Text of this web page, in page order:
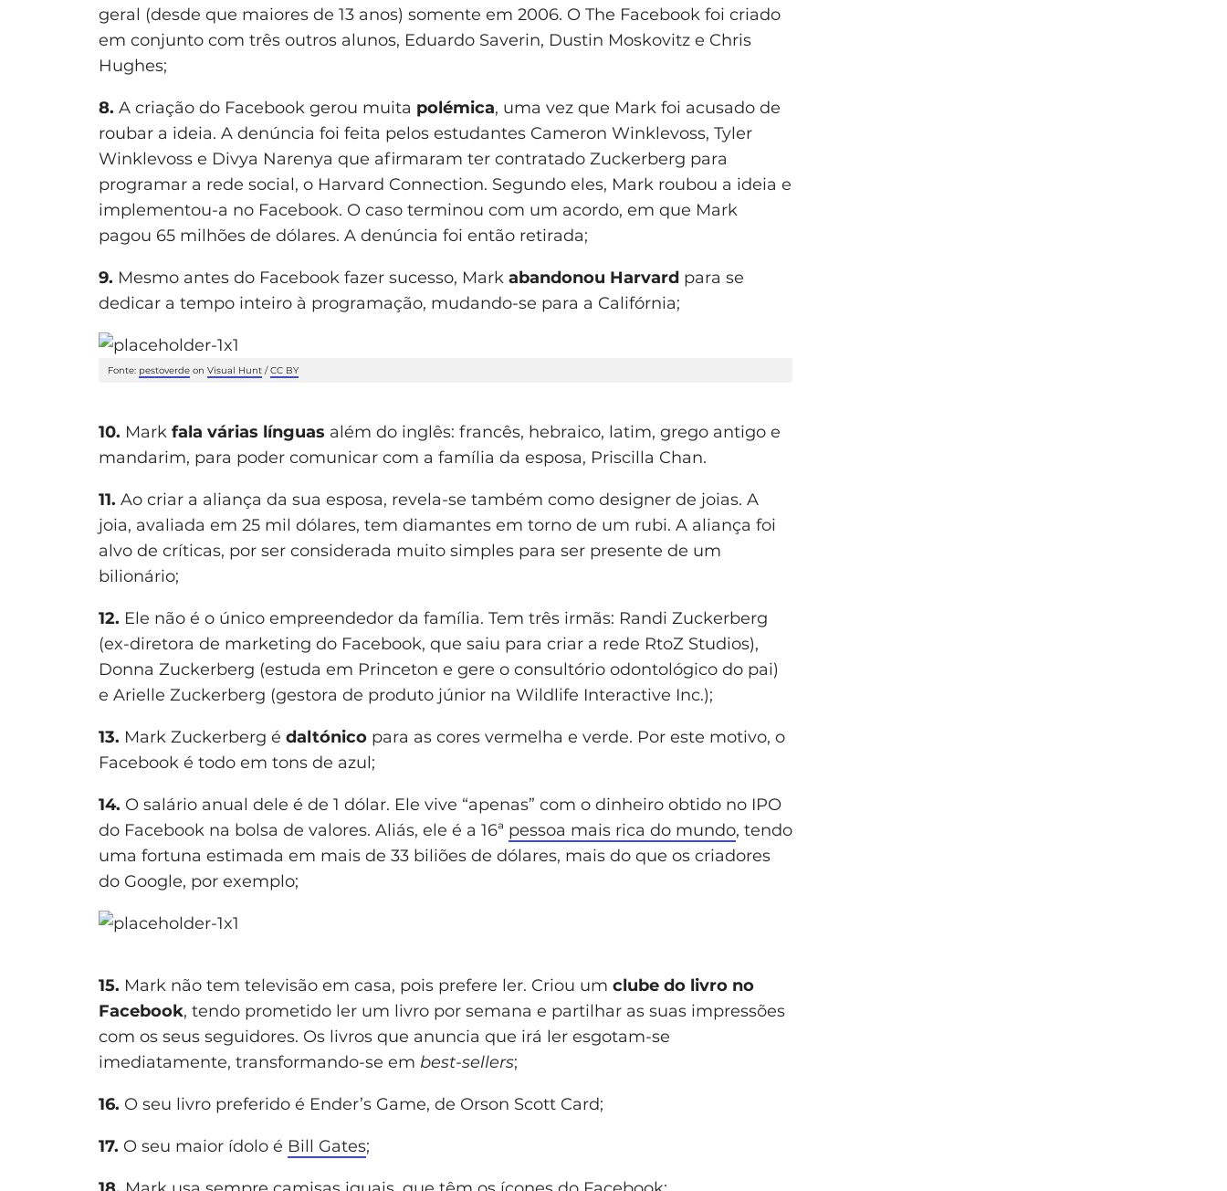
geral (desde que maiores de 13 anos) somente em 2006. O The Facebook foi criado
em conjunto com três outros alunos, Eduardo Saverin, Dustin Moskovitz e Chris
Hughes;
8. A criação do Facebook gerou muita polémica, uma vez que Mark foi acusado de
roubar a ideia. A denúncia foi feita pelos estudantes Cameron Winklevoss, Tyler
Winklevoss e Divya Narenya que afirmaram ter contratado Zuckerberg para
programar a rede social, o Harvard Connection. Segundo eles, Mark roubou a ideia e
implementou-a no Facebook. O caso terminou com um acordo, em que Mark
pagou 65 milhões de dólares. A denúncia foi então retirada;
9. Mesmo antes do Facebook fazer sucesso, Mark abandonou Harvard para se
dedicar a tempo inteiro à programação, mudando-se para a Califórnia;
Fonte: pestoverde on Visual Hunt /CC BY
10. Mark fala várias línguas além do inglês: francês, hebraico, latim, grego antigo e
mandarim, para poder comunicar com a família da esposa, Priscilla Chan.
11. Ao criar a aliança da sua esposa, revela-se também como designer de joias. A
joia, avaliada em 25 mil dólares, tem diamantes em torno de um rubi. A aliança foi
alvo de críticas, por ser considerada muito simples para ser presente de um
bilionário;
12. Ele não é o único empreendedor da família. Tem três irmãs: Randi Zuckerberg
(ex-diretora de marketing do Facebook, que saiu para criar a rede RtoZ Studios),
Donna Zuckerberg (estuda em Princeton e gere o consultório odontológico do pai)
e Arielle Zuckerberg (gestora de produto júnior na Wildlife Interactive Inc.);
13. Mark Zuckerberg é daltónico para as cores vermelha e verde. Por este motivo, o
Facebook é todo em tons de azul;
14. O salário anual dele é de 1 dólar. Ele vive “apenas” com o dinheiro obtido no IPO
do Facebook na bolsa de valores. Aliás, ele é a 16ª pessoa mais rica do mundo, tendo
uma fortuna estimada em mais de 33 biliões de dólares, mais do que os criadores
do Google, por exemplo;
15. Mark não tem televisão em casa, pois prefere ler. Criou um clube do livro no
Facebook, tendo prometido ler um livro por semana e partilhar as suas impressões
com os seus seguidores. Os livros que anuncia que irá ler esgotam-se
imediatamente, transformando-se em best-sellers;
16. O seu livro preferido é Ender’s Game, de Orson Scott Card;
17. O seu maior ídolo é Bill Gates;